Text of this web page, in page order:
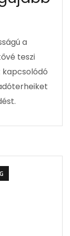
a
teszi
kapcsolódó